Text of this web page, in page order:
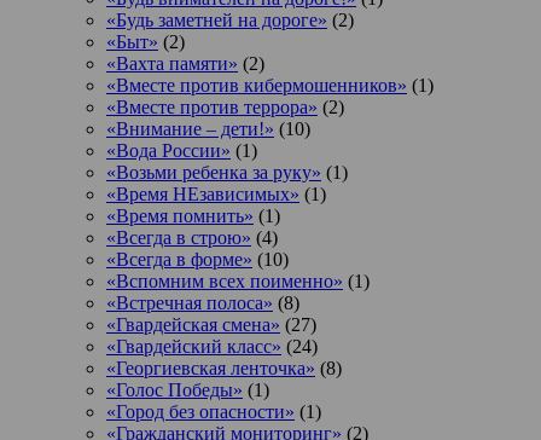
«Будь заметней на дороге» (2)
«Быт» (2)
«Вахта памяти» (2)
«Вместе против кибермошенников» (1)
«Вместе против террора» (2)
«Внимание – дети!» (10)
«Вода России» (1)
«Возьми ребенка за руку» (1)
«Время НЕзависимых» (1)
«Время помнить» (1)
«Всегда в строю» (4)
«Всегда в форме» (10)
«Вспомним всех поименно» (1)
«Встречная полоса» (8)
«Гвардейская смена» (27)
«Гвардейский класс» (24)
«Георгиевская ленточка» (8)
«Голос Победы» (1)
«Город без опасности» (1)
«Гражданский мониторинг» (2)